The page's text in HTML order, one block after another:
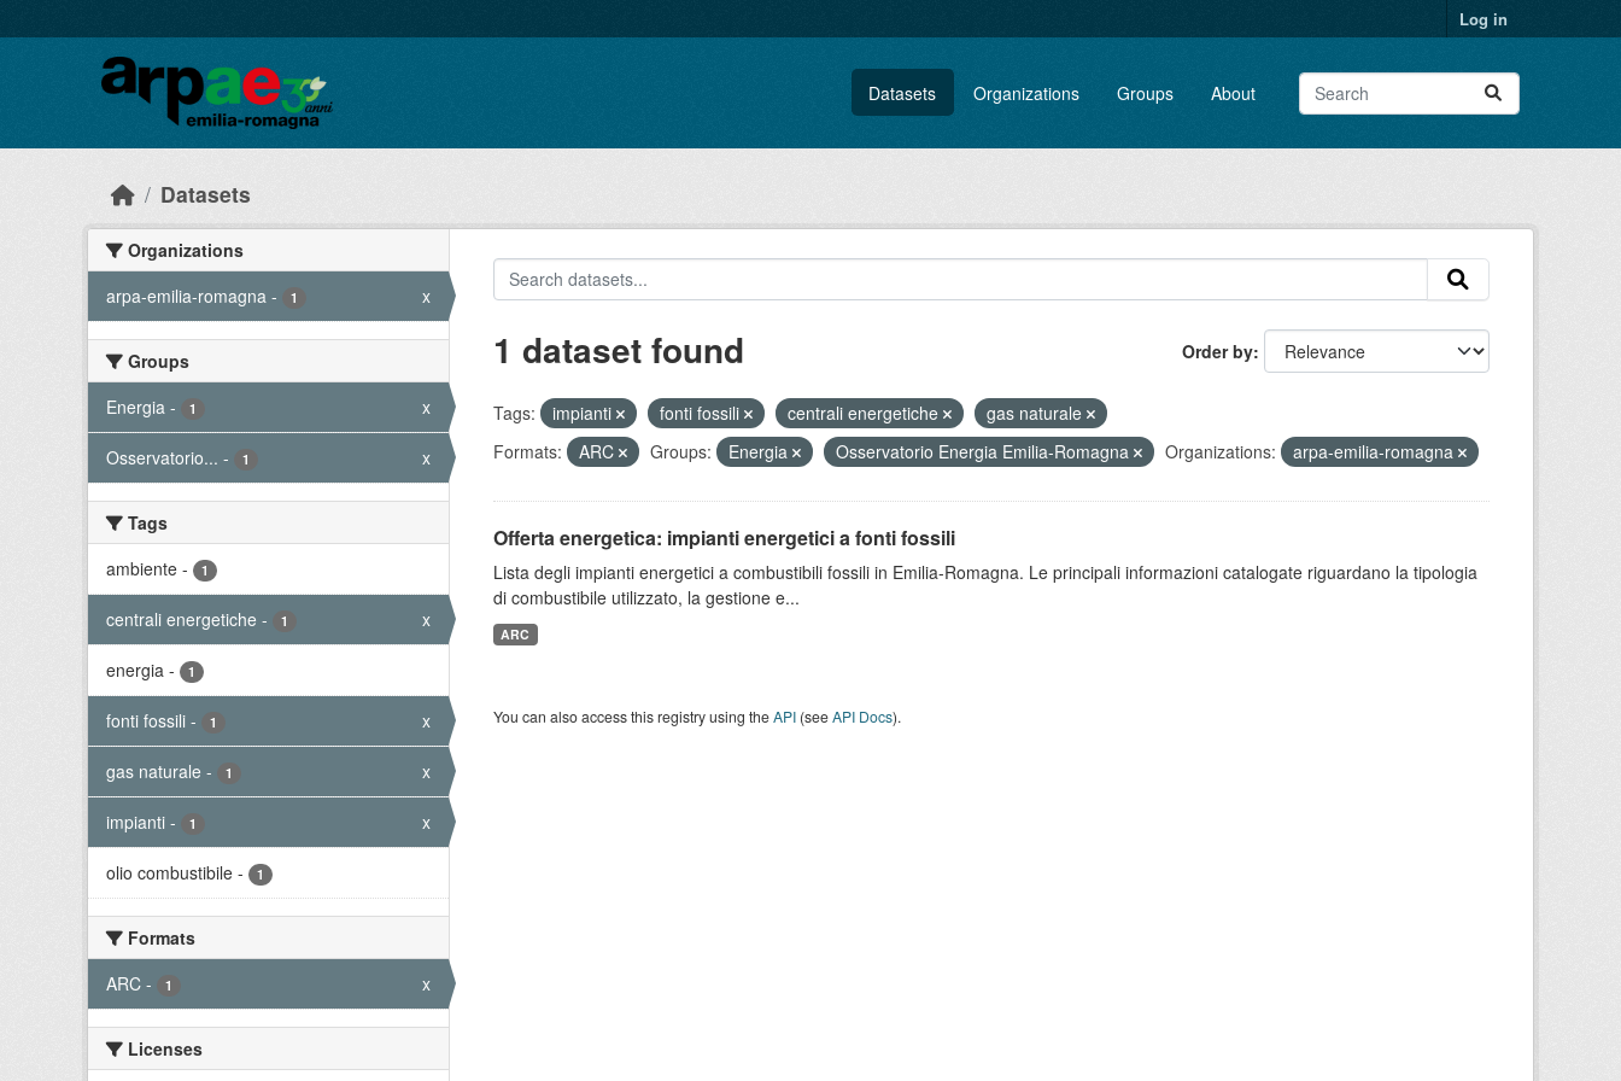
Log in
Datasets Organizations Groups About
Datasets
Organizations
arpa-emilia-romagna - 1 x
Groups
Energia - 1 x
Osservatorio... - 1 x
Tags
ambiente - 1
centrali energetiche - 1 x
energia - 1
fonti fossili - 1 x
gas naturale - 1 x
impianti - 1 x
olio combustibile - 1
Formats
ARC - 1 x
Licenses
Order by
1 dataset found
Tags: impianti fonti fossili centrali energetiche
gas naturale
Formats:
ARC Groups: Energia Osservatorio Energia Emilia-Romagna Organizations: arpa-emilia-romagna
Offerta energetica: impianti energetici a fonti fossili
Lista degli impianti energetici a combustibili fossili in Emilia-Romagna. Le principali informazioni catalogate riguardano la tipologia
di combustibile utilizzato, la gestione e...
ARC
You can also access this registry using theAPI(seeAPI Docs).